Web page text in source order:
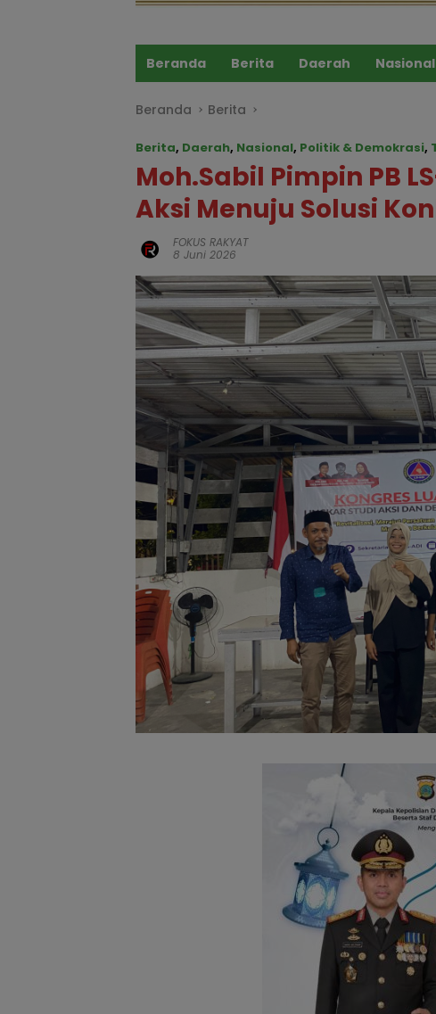
Beranda Berita Daerah Nasional
Beranda Berita
Berita, Daerah, Nasional, Politik & Demokrasi,
Moh.Sabil Pimpin PB
Aksi Menuju Solusi
FOKUS RAKYAT
8 Juni 2026